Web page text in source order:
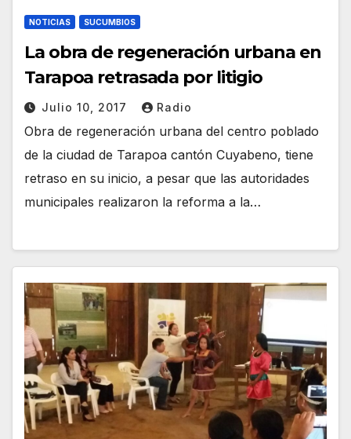
NOTICIAS SUCUMBIOS
La obra de regeneración urbana en
Tarapoa retrasada por litigio
Julio 10, 2017 Radio
Obra de regeneración urbana del centro poblado
de la ciudad de Tarapoa cantón Cuyabeno, tiene
retraso en su inicio, a pesar que las autoridades
municipales realizaron la reforma a la…